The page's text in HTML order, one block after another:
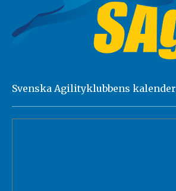
Svenska Agilityklubbens kalender